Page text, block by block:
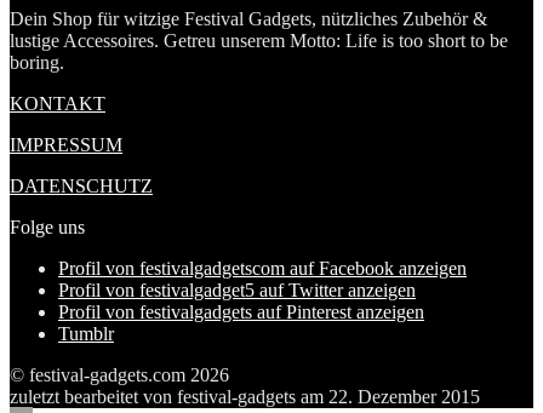
Dein Shop für witzige Festival Gadgets, nützliches Zubehör &
lustige Accessoires. Getreu unserem Motto: Life is too short to be
boring.
KONTAKT
IMPRESSUM
DATENSCHUTZ
Folge uns
Profil von festivalgadgetscom auf Facebook anzeigen
Profil von festivalgadget5 auf Twitter anzeigen
Profil von festivalgadgets auf Pinterest anzeigen
Tumblr
© festival-gadgets.com 2026
zuletzt bearbeitet von festival-gadgets am 22. Dezember 2015